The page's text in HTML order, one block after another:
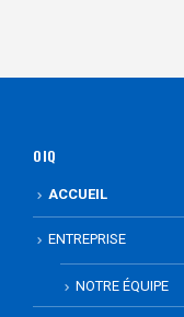
OIQ
ACCUEIL
ENTREPRISE
NOTRE ÉQUIPE